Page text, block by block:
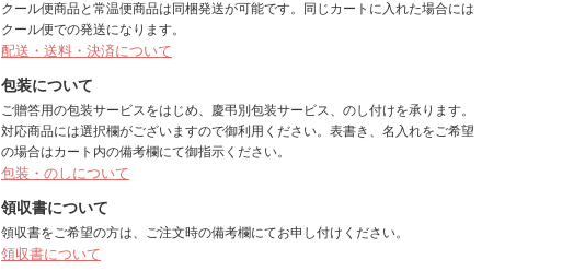
クール便商品と常温便商品は同梱発送が可能です。同じカートに入れた場合には
クール便での発送になります。
配送・送料・決済について
包装について
ご贈答用の包装サービスをはじめ、慶弔別包装サービス、のし付けを承ります。
対応商品には選択欄がございますので御利用ください。表書き、名入れをご希望
の場合はカート内の備考欄にて御指示ください。
包装・のしについて
領収書について
領収書をご希望の方は、ご注文時の備考欄にてお申し付けください。
領収書について